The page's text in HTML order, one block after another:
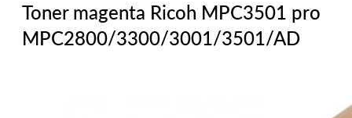
Toner magenta Ricoh MPC3501 pro
MPC2800/3300/3001/3501/AD